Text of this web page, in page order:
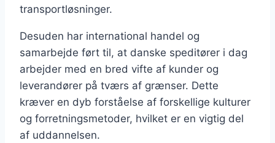
transportløsninger.
Desuden har international handel og
samarbejde ført til, at danske speditører i dag
arbejder med en bred vifte af kunder og
leverandører på tværs af grænser. Dette
kræver en dyb forståelse af forskellige kulturer
og forretningsmetoder, hvilket er en vigtig del
af uddannelsen.